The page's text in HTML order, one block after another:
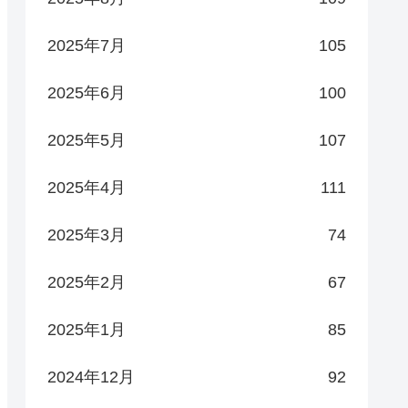
2025年7月 105
2025年6月 100
2025年5月 107
2025年4月 111
2025年3月 74
2025年2月 67
2025年1月 85
2024年12月 92